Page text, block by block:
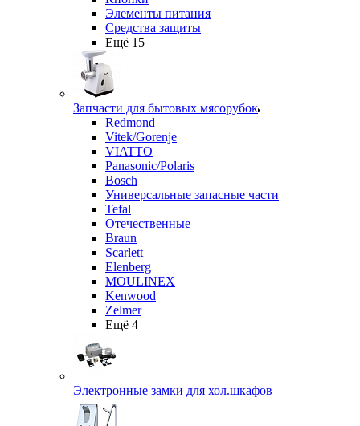
Элементы питания
Средства защиты
Ещё 15
Запчасти для бытовых мясорубок
Redmond
Vitek/Gorenje
VIATTO
Panasonic/Polaris
Bosch
Универсальные запасные части
Tefal
Отечественные
Braun
Scarlett
Elenberg
MOULINEX
Kenwood
Zelmer
Ещё 4
Электронные замки для хол.шкафов